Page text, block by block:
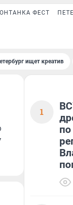
ФЕСТ
ищет креатив
1